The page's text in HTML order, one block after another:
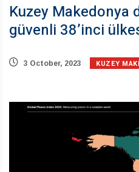
Kuzey Makedonya
güvenli 38’inci
3 October, 2023 KUZEY